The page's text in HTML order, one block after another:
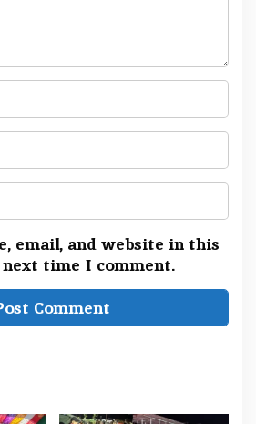
email, and website in this
time I comment.